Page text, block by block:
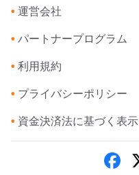
• 運営会社
• パートナープログラム
• 利用規約
• プライバシーポリシー
• 資金決済法に基づく表示